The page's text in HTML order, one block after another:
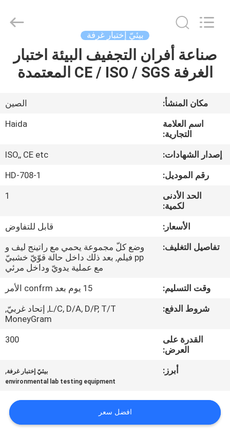
الصفحة
الرئيسية
منتجات
فيديوهات
برنامج
معلومات
المصنع
مراقبة
بنا
بيئيّ إختبار غرفة
صناعة أفران التجفيف البيئة اختبار
الغرفة CE / ISO / SGS المعتمدة
مكان المنشأ:
الصين
اسم العلامة
التجارية:
Haida
إصدار الشهادات:
ISO,, CE etc
رقم الموديل:
HD-708-1
الحد الأدنى
لكمية:
1
الأسعار:
قابل للتفاوض
تفاصيل التغليف:
وضع كلّ مجموعة يحمي مع راتينج ليف و
pp فيلم, بعد ذلك داخل حالة قوّيّ خشبيّ
مع عملية يدويّ وداخل مرئي
وقت التسليم:
15 يوم بعد confrm الأمر
شروط الدفع:
L/C, D/A, D/P, T/T, إتحاد غربيّ,
MoneyGram
القدرة على
العرض:
300
أبرز: بيئيّ إختبار غرفة,
environmental lab testing equipment
افضل سعر